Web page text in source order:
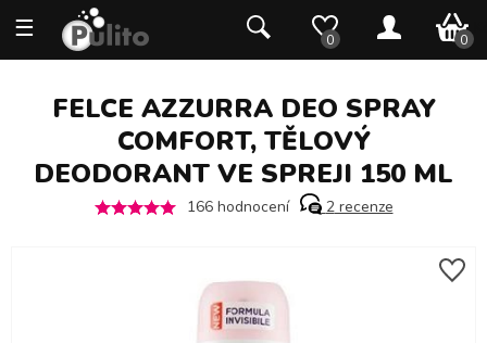
☰ 0 0
0
FELCE AZZURRA DEO SPRAY
COMFORT, TĚLOVÝ
DEODORANT VE SPREJI 150 ML
166hodnocení 2recenze